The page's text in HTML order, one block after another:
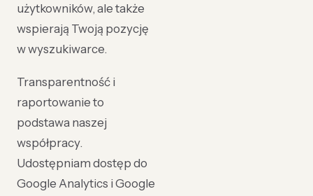
użytkowników, ale także
wspierają Twoją pozycję
w wyszukiwarce.
Transparentność i
raportowanie to
podstawa naszej
współpracy.
Udostępniam dostęp do
Google Analytics i Google